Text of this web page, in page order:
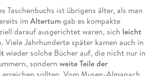
Taschenbuchs ist übrigens älter, als man
im Altertumgab es kompakte
darauf ausgerichtet waren, sich leicht
Viele Jahrhunderte später kamen auch in
wieder solche Bücher auf, die nicht nur in
sondern weite Teile der